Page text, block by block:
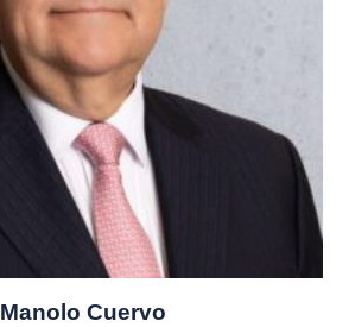
Manolo Cuervo